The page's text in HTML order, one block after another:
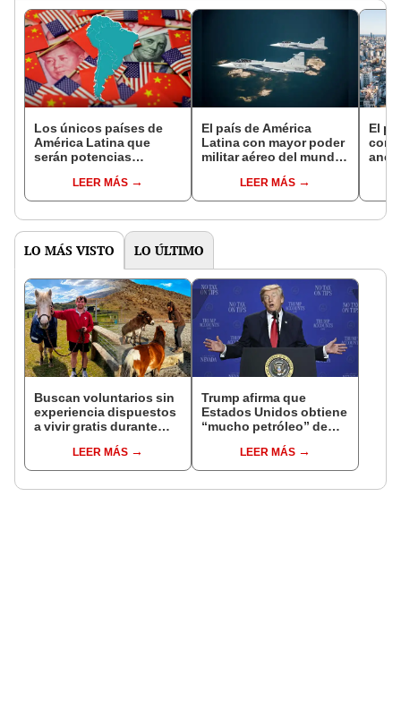
Los únicos países de
América Latina que
serán potencias
a Estados Unidos y
China
LEER MÁS
El país de América
Latina con mayor poder
militar aéreo del mundo:
Estados Unidos, Rusia y
China
LEER MÁS
El
con
LO MÁS VISTO LO ÚLTIMO
Buscan voluntarios sin
experiencia dispuestos
a vivir gratis durante
cuidar caballos, burros
y otros animales
LEER MÁS
Trump afirma que
Estados Unidos obtiene
“mucho petróleo” de
de Nicolás Maduro
LEER MÁS